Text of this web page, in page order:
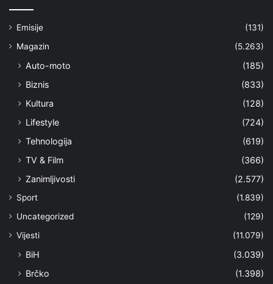
Emisije
(131)
Magazin
(5.263)
Auto-moto
(185)
Biznis
(833)
Kultura
(128)
Lifestyle
(724)
Tehnologija
(619)
TV & Film
(366)
Zanimljivosti
(2.577)
Sport
(1.839)
Uncategorized
(129)
Vijesti
(11.079)
BiH
(3.039)
Brčko
(1.398)